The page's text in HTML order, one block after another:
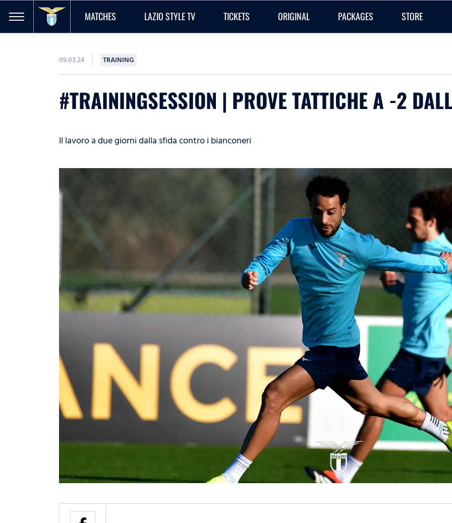
MATCHES LAZIO STYLE TV TICKETS ORIGINAL PACKAGES STORE
09.03.24 TRAINING
#TRAININGSESSION | PROVE TATTICHE A -2
Il lavoro a due giorni dalla sfida contro i bianconeri